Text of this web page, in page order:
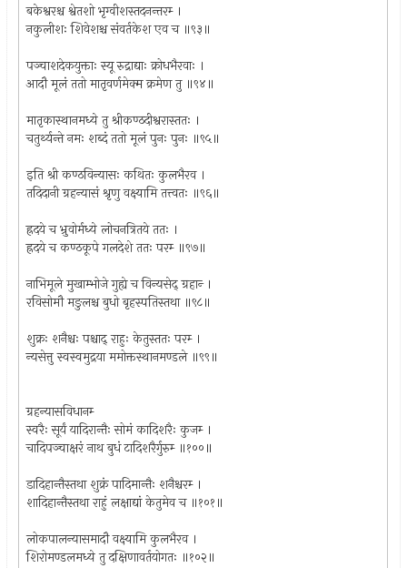
बकेश्वरश्च श्वेतशो भृग्वीशस्तदनन्तरम्‍ ।
नकुलीशः शिवेशश्च संवर्तकेश एव च ॥९३॥
पञ्चाशदेकयुक्ताः स्यू रुद्राद्याः क्रोधभैरवाः ।
आदौ मूलं ततो मातृवर्णमेक्म क्रमेण तु ॥९४॥
मातृकास्थानमध्ये तु श्रीकण्ठदीश्वरास्ततः ।
चतुर्थ्यन्ते नमः शब्दं ततो मूलं पुनः पुनः ॥९५॥
इति श्री कण्ठविन्यासः कथितः कुलभैरव ।
तदिदानी ग्रहन्यासं श्रृणु वक्ष्यामि तत्त्वतः ॥९६॥
ह्रदये च भ्रुवोर्मध्ये लोचनत्रितये ततः ।
ह्रदये च कण्ठकूपे गलदेशे ततः परम्‍ ॥९७॥
नाभिमूले मुखाम्भोजे गुह्ये च विन्यसेद्‍ ग्रहान्‍ ।
रविसोमौ मङुलश्च बुधो बृहस्पतिस्तथा ॥९८॥
शुक्रः शनैश्चः पश्चाद्‍ राहुः केतुस्ततः परम्‍ ।
न्यसेत्तु स्वस्वमुद्रया ममोक्तस्थानमण्डले ॥९९॥
ग्रहन्यासविधानम्‍
स्वरैः सूर्यं यादिरान्तैः सोमं कादिशरैः कुजम्‍ ।
चादिपञ्चाक्षरं नाथ बुधं टादिशरैर्गुरुम्‍ ॥१००॥
डादिहान्तैस्तथा शुक्रं पादिमान्तैः शनैश्चरम्‍ ।
शादिहान्तैस्तथा राहुं लक्षाद्यां केतुमेव च ॥१०१॥
लोकपालन्यासमादौ वक्ष्यामि कुलभैरव ।
शिरोमण्डलमध्ये तु दक्षिणावर्तयोगतः ॥१०२॥